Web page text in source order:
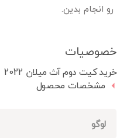
رو انجام بدین.
خصوصیات
خرید کیت دوم آث میلان 2022
مشخصات محصول
لوگو